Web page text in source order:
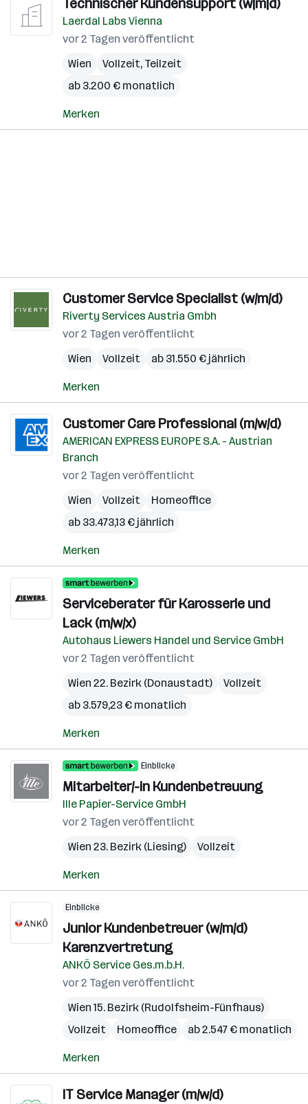
Technischer Kundensupport (w|m|d)
Laerdal Labs Vienna
vor 2 Tagen veröffentlicht
Wien
Vollzeit, Teilzeit
ab 3.200 € monatlich
Merken
Customer Service Specialist (w/m/d)
Riverty Services Austria Gmbh
vor 2 Tagen veröffentlicht
Wien
Vollzeit ab 31.550 € jährlich
Merken
Customer Care Professional (m/w/d)
AMERICAN EXPRESS EUROPE S.A. - Austrian
Branch
vor 2 Tagen veröffentlicht
Wien
Vollzeit
Homeoffice
ab 33.473,13 € jährlich
Merken
Serviceberater für Karosserie und
Lack (m/w/x)
Autohaus Liewers Handel und Service GmbH
vor 2 Tagen veröffentlicht
Wien 22. Bezirk (Donaustadt)
Vollzeit
ab 3.579,23 € monatlich
Merken
Einblicke
Mitarbeiter/-in Kundenbetreuung
Ille Papier-Service GmbH
vor 2 Tagen veröffentlicht
Wien 23. Bezirk (Liesing)
Vollzeit
Merken
Einblicke
Junior Kundenbetreuer (w/m/d)
Karenzvertretung
ANKÖ Service Ges.m.b.H.
vor 2 Tagen veröffentlicht
Wien 15. Bezirk (Rudolfsheim-Fünfhaus)
Vollzeit
Homeoffice ab 2.547 € monatlich
Merken
IT Service Manager (m/w/d)